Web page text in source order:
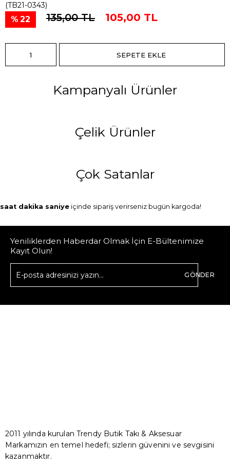
(TB21-0343)
22 135,00 TL 105,00 TL
Kampanyalı Ürünler
Çelik Ürünler
Çok Satanlar
saat dakika saniye içinde sipariş verirseniz bugün kargoda!
Yeniliklerden Haberdar Olmak İçin E-Bültenimize
Kayıt Olun!
GÖNDER
2011 yılında kurulan Trendy Butik Takı & Aksesuar
Markamızın en temel hedefi; sizlerin güvenini ve sevgisini
kazanmaktır.